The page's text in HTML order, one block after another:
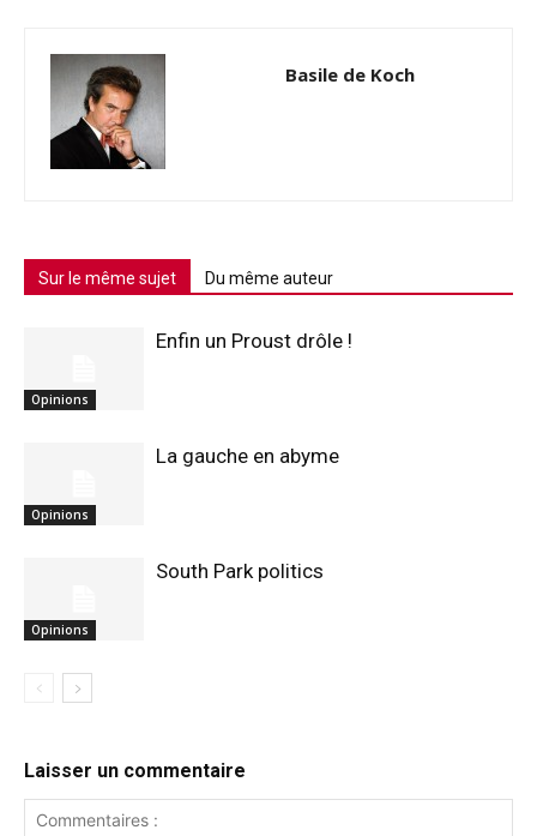
Basile de Koch
Sur le même sujet Du même auteur
Opinions
Enfin un Proust drôle !
Opinions
La gauche en abyme
Opinions
South Park politics
Laisser un commentaire